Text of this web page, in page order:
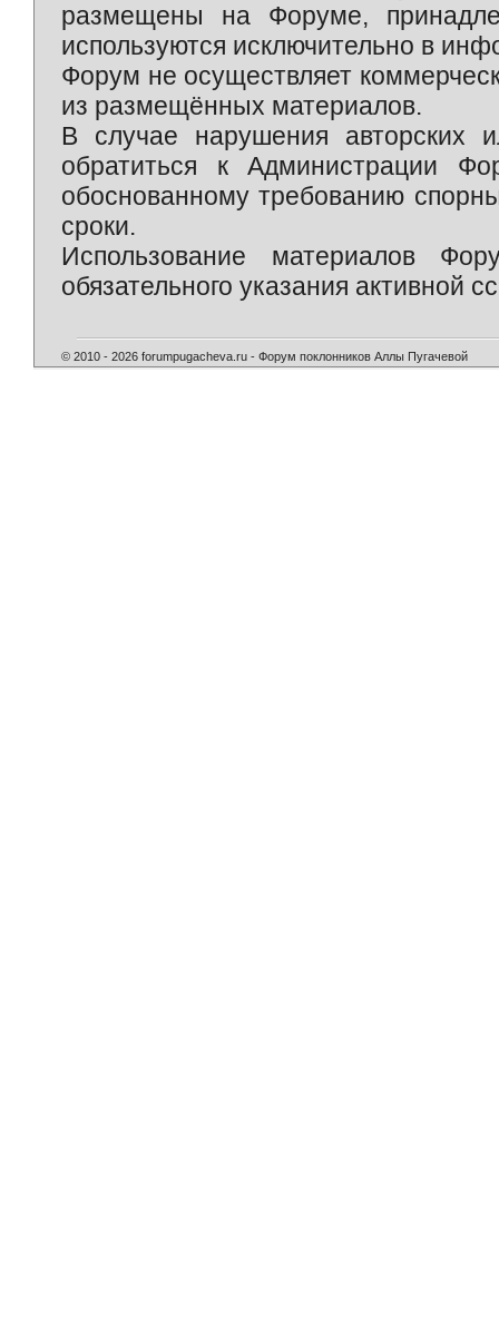
размещены на Форуме,
используются исключительно в
Форум не осуществляет
из размещённых материалов.
В случае нарушения авторских
обратиться к Администрации
обоснованному требованию
сроки.
Использование материалов
обязательного указания активной
© 2010 - 2026 forumpugacheva.ru - Форум поклонников Аллы Пугачевой